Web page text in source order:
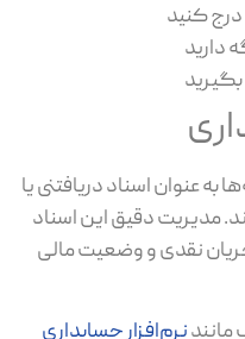
کنید
اسناد دریافتنی یا
دقیق این اسناد
نقدی و وضعیت مالی
نرم‌افزار حسابداری